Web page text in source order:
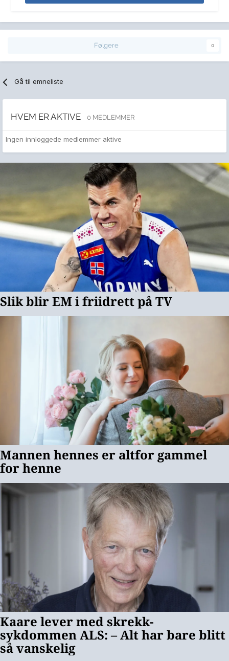
Følgere 0
Gå til emneliste
HVEM ER AKTIVE 0 MEDLEMMER
Ingen innloggede medlemmer aktive